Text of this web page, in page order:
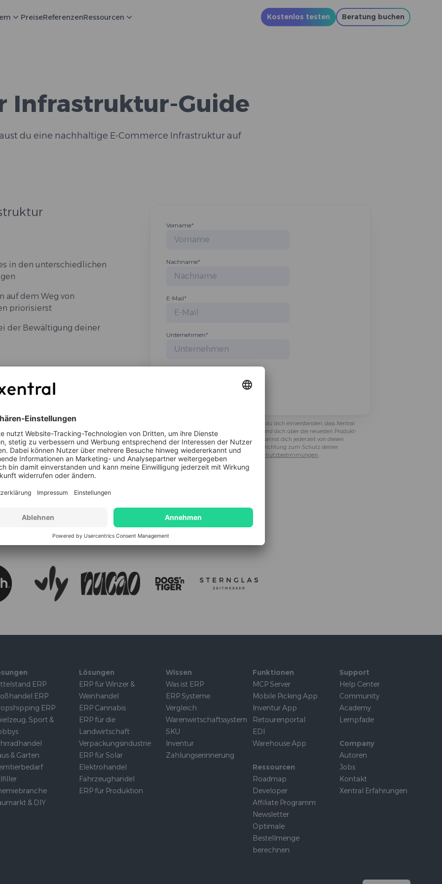
PreiseReferenzenRessourcen Kostenlos testen Beratung buchen
Infrastruktur-Guide
du eine nachhaltige E-Commerce Infrastruktur auf
in den unterschiedlichen
auf dem Weg von
priorisierst
der Bewältigung deiner
Vorname*
Nachname*
E-Mail*
Unternehmen*
Mit dem Absenden des Formulars erklärst du dich einverstanden, dass Xentral
deine Kontaktinformationen verarbeiten und dich über die neuesten Produkt-
und Dienstleistung kontaktieren darf. Du kannst dich jederzeit von diesen
Benachrichtigungen
abmelden . Die Verpflichtung zum Schutz deiner
Privatsphäre findest du in unseren
Datenschutzbestimmungen
ERP
ERP
ERP
Sport &
& Garten
& DIY
Lösungen
ERP für Winzer &
Weinhandel
ERP Cannabis
ERP für die
Landwirtschaft
Verpackungsindustrie
ERP für Solar
Elektrohandel
Fahrzeughandel
ERP für Produktion
Wissen
Was ist ERP
ERP Systeme
Vergleich
Warenwirtschaftssystem
SKU
Inventur
Zahlungserinnerung
Funktionen
MCP Server
Mobile Picking App
Inventur App
Retourenportal
EDI
Warehouse App
Ressourcen
Roadmap
Developer
Affiliate Programm
Newsletter
Optimale
Bestellmenge
berechnen
Support
Help Center
Community
Academy
Lernpfade
Company
Autoren
Jobs
Kontakt
Xentral Erfahrungen